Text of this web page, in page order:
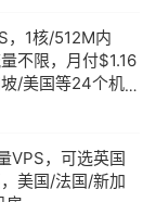
，1核/512M内
不限，月付$1.16
/美国等24个机
VPS，可选英国
美国/法国/新加